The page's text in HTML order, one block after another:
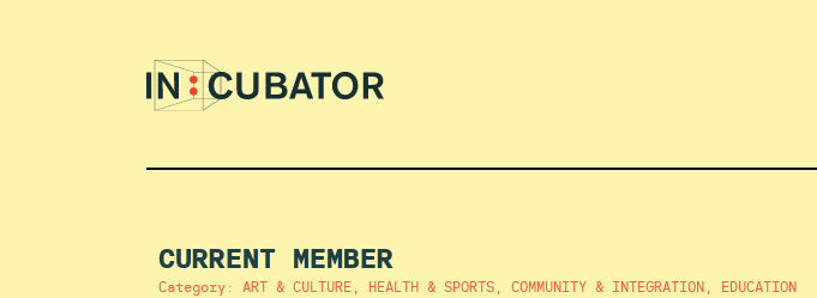
CURRENT MEMBER
Category: ART & CULTURE, HEALTH & SPORTS, COMMUNITY & INTEGRATION, EDUCATION